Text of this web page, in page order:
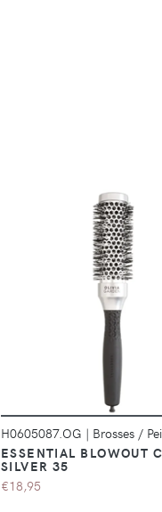
H0605087.OG | Brosses /
ESSENTIAL BLOWOUT
SILVER 35
€18,95